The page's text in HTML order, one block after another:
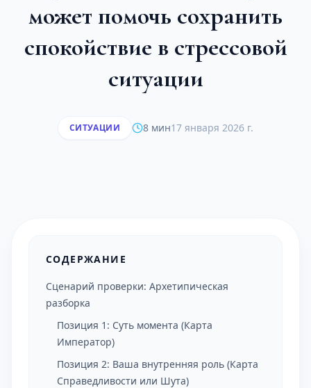
может помочь сохранить
спокойствие в стрессовой
ситуации
СИТУАЦИИ 8 мин17 января 2026 г.
СОДЕРЖАНИЕ
Сценарий проверки: Архетипическая
разборка
Позиция 1: Суть момента (Карта
Император)
Позиция 2: Ваша внутренняя роль (Карта
Справедливости или Шута)